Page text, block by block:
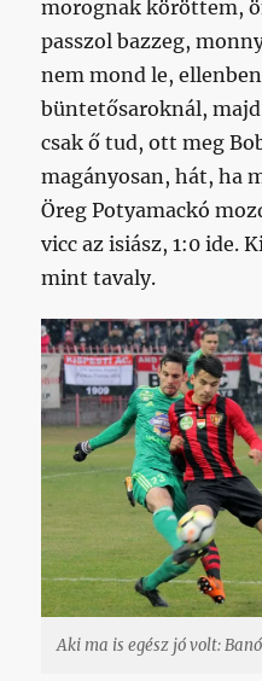
morognak köröttem,
passzol bazzeg,
nem mond le,
büntetősaroknál,
csak ő tud, ott meg
magányosan, hát, ha
Öreg Potyamackó
vicc az isiász, 1:0 ide.
mint tavaly.
Aki ma is egész jó volt: